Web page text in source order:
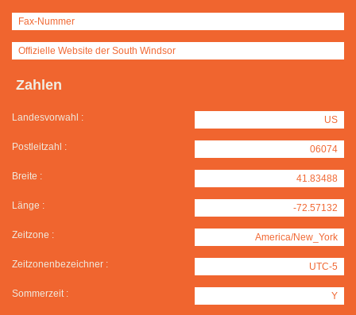
Fax-Nummer
Offizielle Website der South Windsor
Zahlen
Landesvorwahl : US
Postleitzahl : 06074
Breite : 41.83488
Länge : -72.57132
Zeitzone : America/New_York
Zeitzonenbezeichner : UTC-5
Sommerzeit : Y